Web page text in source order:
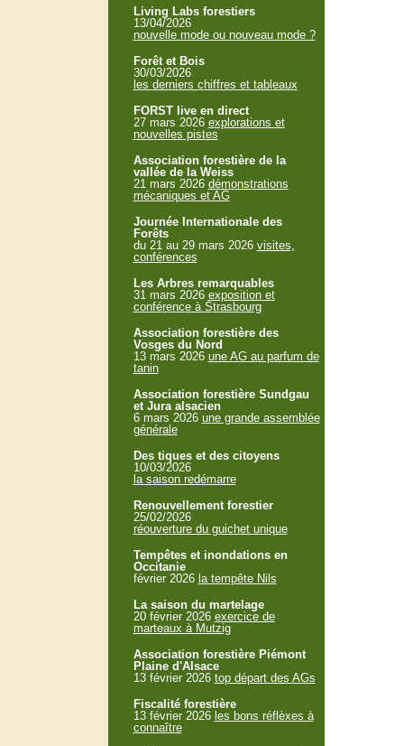
Living Labs forestiers
13/04/2026
nouvelle mode ou nouveau mode ?
Forêt et Bois
30/03/2026
les derniers chiffres et tableaux
FORST live en direct
27 mars 2026 explorations et
nouvelles pistes
Association forestière de la
vallée de la Weiss
21 mars 2026 démonstrations
mécaniques et AG
Journée Internationale des
Forêts
du 21 au 29 mars 2026 visites,
conférences
Les Arbres remarquables
31 mars 2026 exposition et
conférence à Strasbourg
Association forestière des
Vosges du Nord
13 mars 2026 une AG au parfum de
tanin
Association forestière Sundgau
et Jura alsacien
6 mars 2026 une grande assemblée
générale
Des tiques et des citoyens
10/03/2026
la saison redémarre
Renouvellement forestier
25/02/2026
réouverture du guichet unique
Tempêtes et inondations en
Occitanie
février 2026 la tempête Nils
La saison du martelage
20 février 2026 exercice de
marteaux à Mutzig
Association forestière Piémont
Plaine d'Alsace
13 février 2026 top départ des AGs
Fiscalité forestière
13 février 2026 les bons réflèxes à
connaître